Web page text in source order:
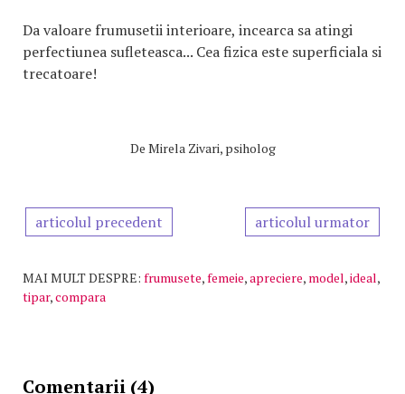
Da valoare frumusetii interioare, incearca sa atingi
perfectiunea sufleteasca... Cea fizica este superficiala si
trecatoare!
De Mirela Zivari, psiholog
articolul precedent articolul urmator
MAI MULT DESPRE: frumusete,femeie,apreciere, model,ideal,
tipar,compara
Comentarii (4)